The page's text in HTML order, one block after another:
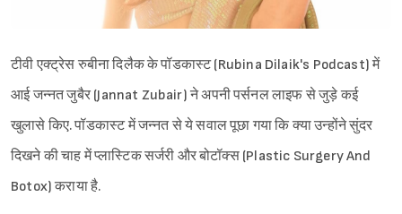
टीवी एक्ट्रेस रुबीना दिलैक के पॉडकास्ट (Rubina Dilaik's Podcast) में
आई जन्नत जुबैर (Jannat Zubair) ने अपनी पर्सनल लाइफ से जुड़े कई
खुलासे किए. पॉडकास्ट में जन्नत से ये सवाल पूछा गया कि क्या उन्होंने सुंदर
दिखने की चाह में प्लास्टिक सर्जरी और बोटॉक्स (Plastic Surgery And
Botox) कराया है.